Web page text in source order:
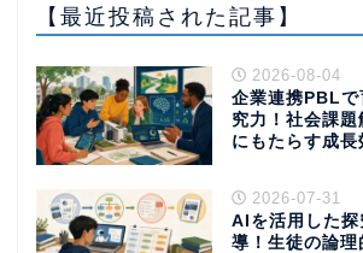
【最近投稿された記事】
2026-08-04
企業連携PBL
究力！社会課
にもたらす成長
2026-07-31
AIを活用した
導！生徒の論理